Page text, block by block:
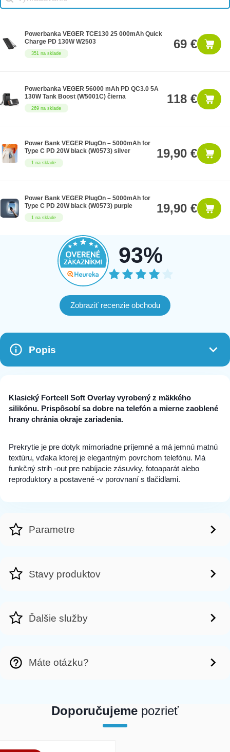
351 na sklade
Powerbanka VEGER TCE130 25 000mAh Quick
Charge PD 130W W2503
69 €
269 na sklade
Powerbanka VEGER 56000 mAh PD QC3.0 5A
130W Tank Boost (W5001C) čierna
118 €
1 na sklade
Power Bank VEGER PlugOn – 5000mAh for
Type C PD 20W black (W0573) silver
19,90 €
1 na sklade
Power Bank VEGER PlugOn – 5000mAh for
Type C PD 20W black (W0573) purple
19,90 €
93%
Zobraziť recenzie obchodu
Popis
Klasický Fortcell Soft Overlay vyrobený z mäkkého
silikónu. Prispôsobí sa dobre na telefón a mierne zaoblené
hrany chránia okraje zariadenia.
Prekrytie je pre dotyk mimoriadne príjemné a má jemnú matnú
textúru, vďaka ktorej je elegantným povrchom telefónu. Má
funkčný strih -out pre nabíjacie zásuvky, fotoaparát alebo
reproduktory a postavené -v porovnaní s tlačidlami.
Parametre
Stavy produktov
Ďalšie služby
Máte otázku?
Doporučujeme pozrieť